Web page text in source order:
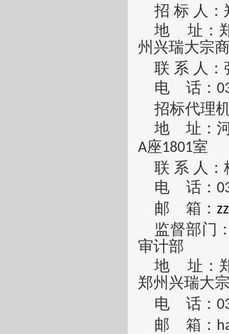
招 标 人
地
址：
州兴瑞大宗
联 系 人
电
话：
招标代理
地
址：
A座1801室
联 系 人
电
话：
邮 箱：
监督部门
审计部
地
址：
郑州兴瑞大
电
话：
邮 箱：